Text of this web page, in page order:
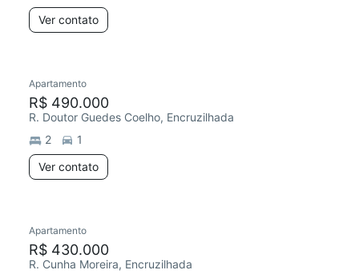
Ver contato
Apartamento
R$ 490.000
R. Doutor Guedes Coelho, Encruzilhada
2
1
Ver contato
Apartamento
R$ 430.000
R. Cunha Moreira, Encruzilhada